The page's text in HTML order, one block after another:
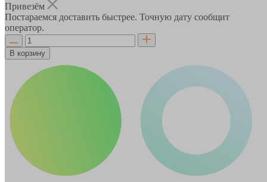
Привезём
Постараемся доставить быстрее. Точную дату сообщит
оператор.
В корзину